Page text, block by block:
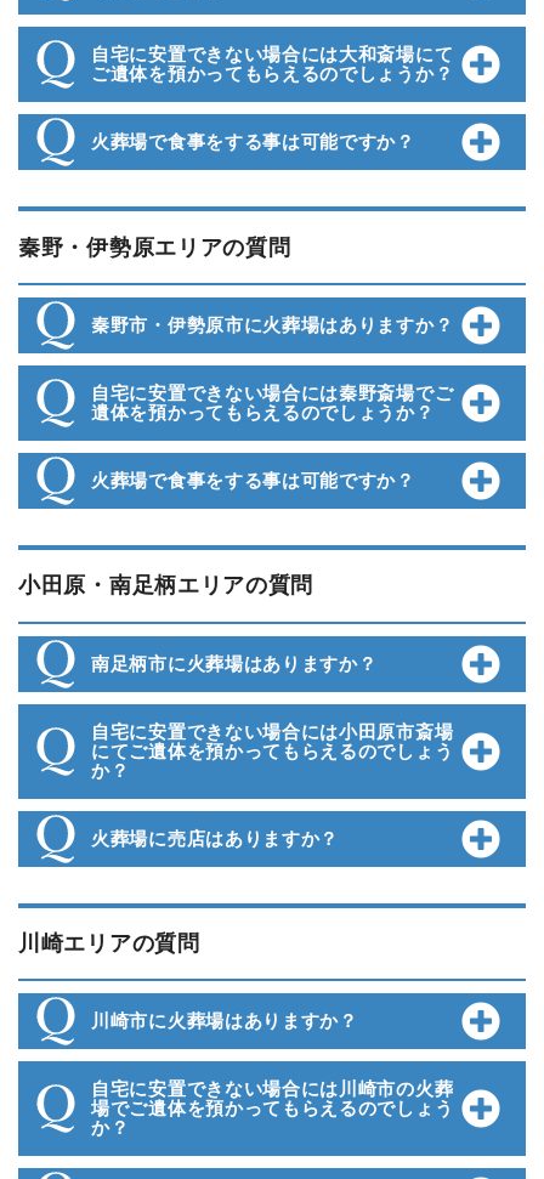
自宅に安置できない場合には大和斎場にて
ご遺体を預かってもらえるのでしょうか？
火葬場で食事をする事は可能ですか？
秦野・伊勢原エリアの質問
秦野市・伊勢原市に火葬場はありますか？
自宅に安置できない場合には秦野斎場でご
遺体を預かってもらえるのでしょうか？
火葬場で食事をする事は可能ですか？
小田原・南足柄エリアの質問
南足柄市に火葬場はありますか？
自宅に安置できない場合には小田原市斎場
にてご遺体を預かってもらえるのでしょう
か？
火葬場に売店はありますか？
川崎エリアの質問
川崎市に火葬場はありますか？
自宅に安置できない場合には川崎市の火葬
場でご遺体を預かってもらえるのでしょう
か？